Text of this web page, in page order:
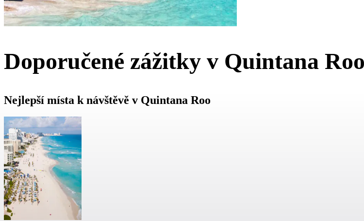
Doporučené zážitky v Quintana Roo
Nejlepší místa k návštěvě v Quintana Roo